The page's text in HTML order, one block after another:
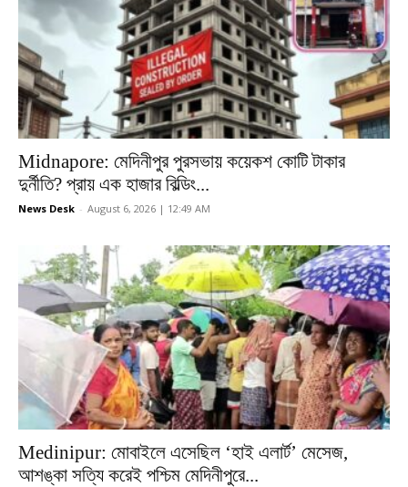
Midnapore: মেদিনীপুর পুরসভায় কয়েকশ কোটি টাকার
দুর্নীতি? প্রায় এক হাজার বিল্ডিং...
News Desk - August 6, 2026 | 12:49 AM
Medinipur: মোবাইলে এসেছিল ‘হাই এলার্ট’ মেসেজ,
আশঙ্কা সত্যি করেই পশ্চিম মেদিনীপুরে...